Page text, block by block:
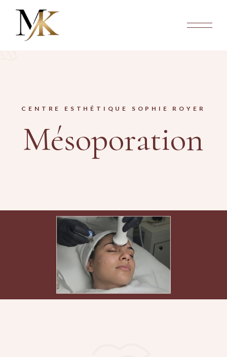
CENTRE ESTHÉTIQUE SOPHIE ROYER
Mésoporation